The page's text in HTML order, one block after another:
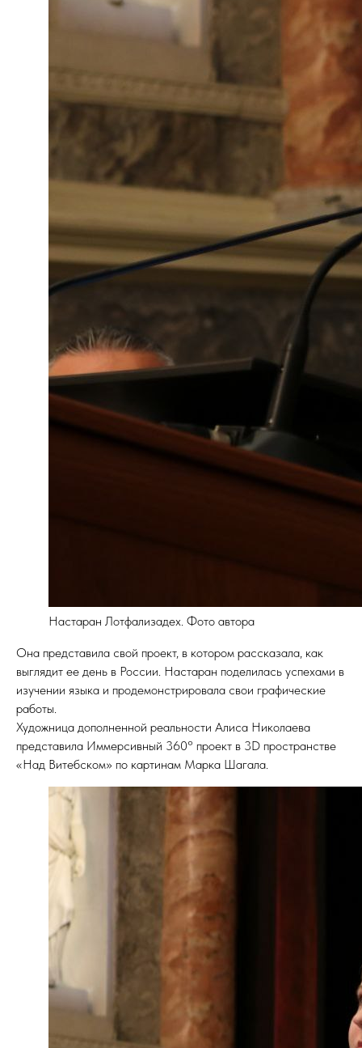
Настаран Лотфализадех. Фото автора
Она представила свой проект, в котором рассказала, как
выглядит ее день в России. Настаран поделилась успехами в
изучении языка и продемонстрировала свои графические
работы.
Художница дополненной реальности Алиса Николаева
представила Иммерсивный 360° проект в 3D пространстве
«Над Витебском» по картинам Марка Шагала.